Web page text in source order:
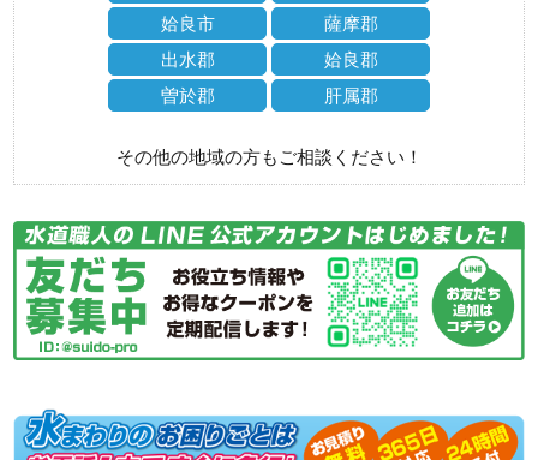
姶良市
薩摩郡
出水郡
姶良郡
曽於郡
肝属郡
その他の地域の方もご相談ください！